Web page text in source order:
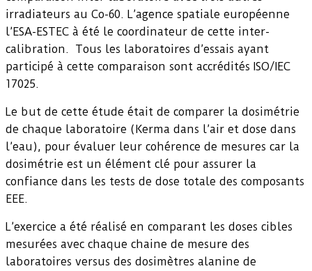
irradiateurs au Co-60. L’agence spatiale européenne
l’ESA-ESTEC à été le coordinateur de cette inter-
calibration. Tous les laboratoires d’essais ayant
participé à cette comparaison sont accrédités ISO/IEC
17025.
Le but de cette étude était de comparer la dosimétrie
de chaque laboratoire (Kerma dans l’air et dose dans
l’eau), pour évaluer leur cohérence de mesures car la
dosimétrie est un élément clé pour assurer la
confiance dans les tests de dose totale des composants
EEE.
L’exercice a été réalisé en comparant les doses cibles
mesurées avec chaque chaine de mesure des
laboratoires versus des dosimètres alanine de